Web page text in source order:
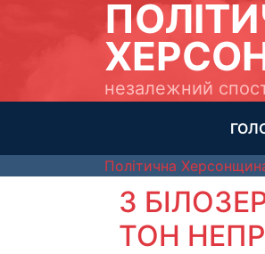
незалежний
Політична
З
ТОН